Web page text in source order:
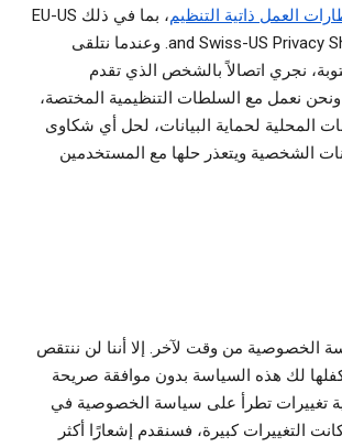
العمل ذاتية التنظيم
، بما في ذلك EU-US
and Swiss-US Privacy Shield Frameworks. وعندما نتلقى
نجري اتصالاً بالشخص الذي تقدم
ونحن نعمل مع السلطات التنظيمية المختصة،
المحلية لحماية البيانات، لحل أي شكاوى
الشخصية ويتعذر حلها مع المستخدمين
الخصوصية من وقت لآخر. إلا أننا لن ننتقص
لك هذه السياسة بدون موافقة صريحة
تغييرات تطرأ على سياسة الخصوصية في
التغييرات كبيرة، فسنقدم إشعارًا أكثر